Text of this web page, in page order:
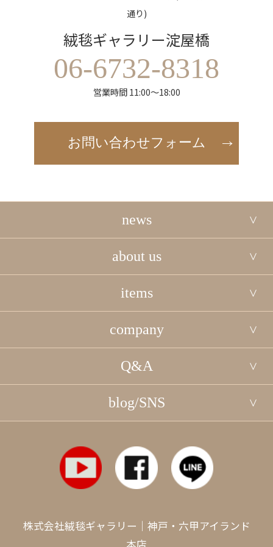
通り)
絨毯ギャラリー淀屋橋
06-6732-8318
営業時間 11:00～18:00
お問い合わせフォーム
news
about us
items
company
Q&A
blog/SNS
株式会社絨毯ギャラリー｜神戸・六甲アイランド
本店